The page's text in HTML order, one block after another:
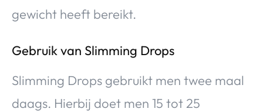
gewicht heeft bereikt.
Gebruik van Slimming Drops
Slimming Drops gebruikt men twee maal
daags. Hierbij doet men 15 tot 25